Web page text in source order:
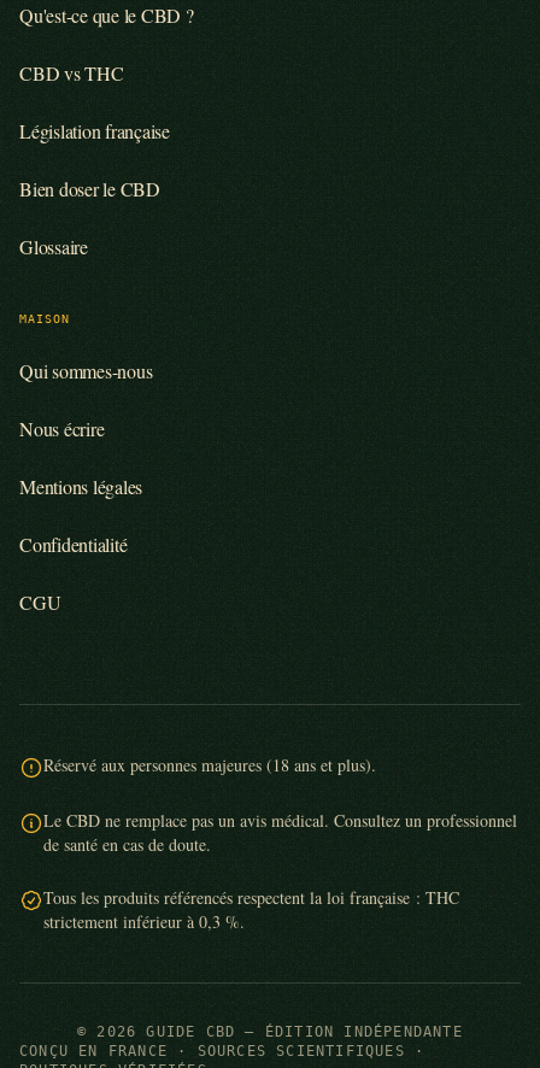
Qu'est-ce que le CBD ?
CBD vs THC
Législation française
Bien doser le CBD
Glossaire
MAISON
Qui sommes-nous
Nous écrire
Mentions légales
Confidentialité
CGU
Réservé aux personnes majeures (18 ans et plus).
Le CBD ne remplace pas un avis médical. Consultez un professionnel
de santé en cas de doute.
Tous les produits référencés respectent la loi française : THC
strictement inférieur à 0,3 %.
© 2026 GUIDE CBD — ÉDITION INDÉPENDANTE
CONÇU EN FRANCE · SOURCES SCIENTIFIQUES ·